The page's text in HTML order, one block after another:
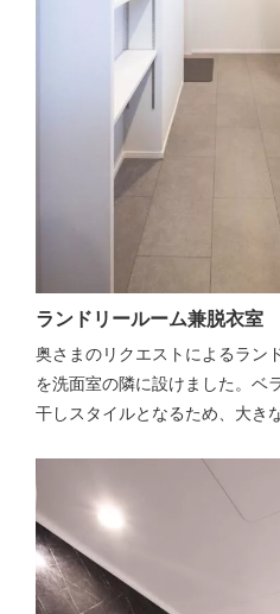
ランドリールーム兼脱衣室
奥さまのリクエストによるラン
を洗面室の隣に設けました。ベ
干しスタイルとなるため、大き